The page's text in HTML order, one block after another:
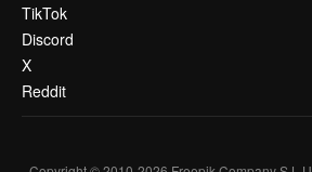
TikTok
Discord
X
Reddit